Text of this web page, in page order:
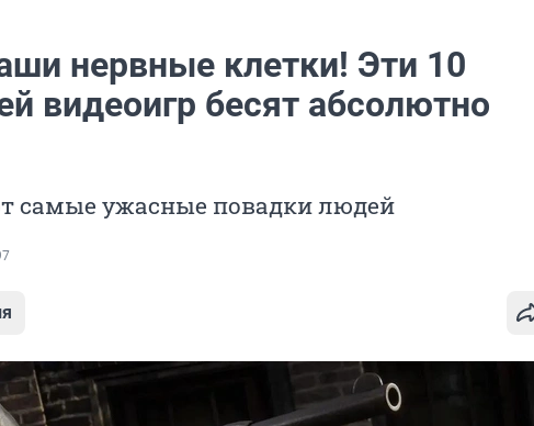
нервные клетки! Эти 10
видеоигр бесят абсолютно
самые ужасные повадки людей